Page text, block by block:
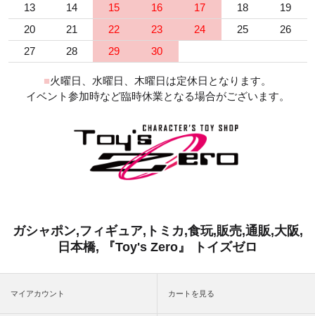
13
14 15 16 17 18
19
20
21 22 23 24 25
26
27
28 29 30
■火曜日、水曜日、木曜日は定休日となります。
イベント参加時など臨時休業となる場合がございます。
ガシャポン,フィギュア,トミカ,食玩,販売,通販,大阪,
日本橋, 『Toy's Zero』 トイズゼロ
マイアカウント カートを見る